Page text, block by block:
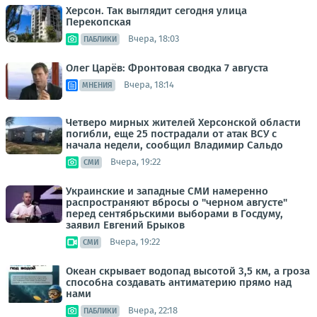
Херсон. Так выглядит сегодня улица
Перекопская
ПАБЛИКИ Вчера, 18:03
Олег Царёв: Фронтовая сводка 7 августа
МНЕНИЯ Вчера, 18:14
Четверо мирных жителей Херсонской области
погибли, еще 25 пострадали от атак ВСУ с
начала недели, сообщил Владимир Сальдо
СМИ Вчера, 19:22
Украинские и западные СМИ намеренно
распространяют вбросы о "черном августе"
перед сентябрьскими выборами в Госдуму,
заявил Евгений Брыков
СМИ Вчера, 19:22
Океан скрывает водопад высотой 3,5 км, а гроза
способна создавать антиматерию прямо над
нами
ПАБЛИКИ Вчера, 22:18